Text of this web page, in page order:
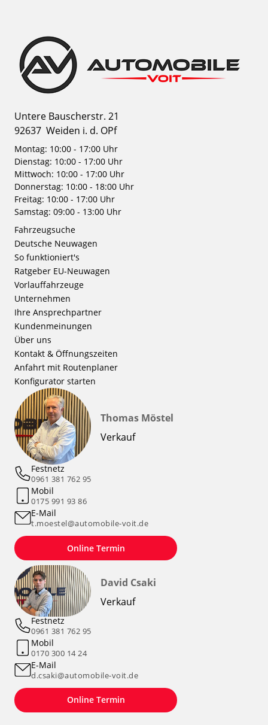
Untere Bauscherstr. 21
92637 Weiden i. d. OPf
Montag: 10:00 - 17:00 Uhr
Dienstag: 10:00 - 17:00 Uhr
Mittwoch: 10:00 - 17:00 Uhr
Donnerstag: 10:00 - 18:00 Uhr
Freitag: 10:00 - 17:00 Uhr
Samstag: 09:00 - 13:00 Uhr
Fahrzeugsuche
Deutsche Neuwagen
So funktioniert's
Ratgeber EU-Neuwagen
Vorlauffahrzeuge
Unternehmen
Ihre Ansprechpartner
Kundenmeinungen
Über uns
Kontakt & Öffnungszeiten
Anfahrt mit Routenplaner
Konfigurator starten
Thomas Möstel
Verkauf
Festnetz
0961 381 762 95
Mobil
0175 991 93 86
E-Mail
t.moestel@automobile-voit.de
Online Termin
David Csaki
Verkauf
Festnetz
0961 381 762 95
Mobil
0170 300 14 24
E-Mail
d.csaki@automobile-voit.de
Online Termin